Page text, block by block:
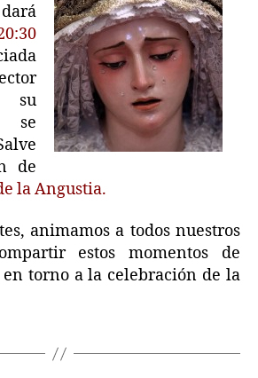
su
se
de
la Angustia.
animamos a todos nuestros
estos momentos de
torno a la celebración de la